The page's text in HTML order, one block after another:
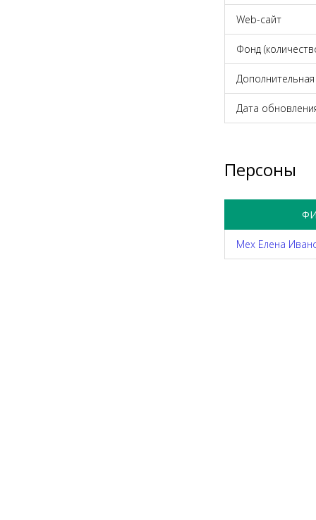
Web-cайт
Фонд
Дата
Персоны
Мех Елена